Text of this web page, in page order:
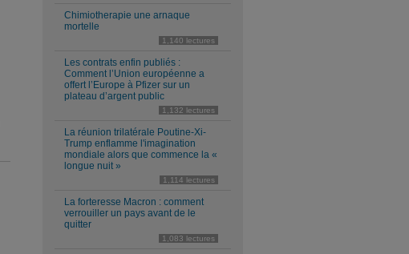
Chimiotherapie une arnaque
mortelle
1,140 lectures
Les contrats enfin publiés :
Comment l’Union européenne a
offert l’Europe à Pfizer sur un
plateau d’argent public
1,132 lectures
La réunion trilatérale Poutine-Xi-
Trump enflamme l'imagination
mondiale alors que commence la «
longue nuit »
1,114 lectures
La forteresse Macron : comment
verrouiller un pays avant de le
quitter
1,083 lectures